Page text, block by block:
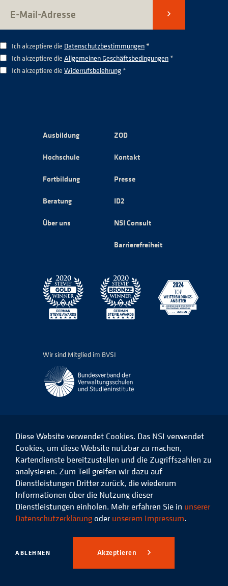
Senden
Ich akzeptiere die Datenschutzbestimmungen*
Ich akzeptiere die Allgemeinen Geschäftsbedingungen*
Ich akzeptiere die Widerrufsbelehrung*
Ausbildung
Hochschule
Fortbildung
Beratung
Über uns
ZOD
Kontakt
Presse
ID2
NSI Consult
Barrierefreiheit
Wir sind Mitglied im BVSI
Das
NSI
Facebook
Das
NSI
auf
LinkedIn
Das
NSI
auf
Instagram
Das
Xing
© 2026 Niedersächsisches
Studieninstitut für kommunale
Verwaltung e.V.
Datenschutz Impressum
Diese Website verwendet Cookies. Das NSI verwendet
Cookies, um diese Website nutzbar zu machen,
Kartendienste bereitzustellen und die Zugriffszahlen zu
analysieren. Zum Teil greifen wir dazu auf
Dienstleistungen Dritter zurück, die wiederum
Informationen über die Nutzung dieser
Dienstleistungen einholen. Mehr erfahren Sie in unserer
Datenschutzerklärung oder unserem Impressum.
ABLEHNEN Akzeptieren